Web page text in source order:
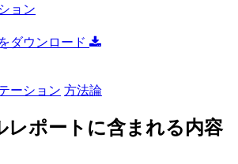
ョン
ダウンロード
ーション 方法論
レポートに含まれる内容